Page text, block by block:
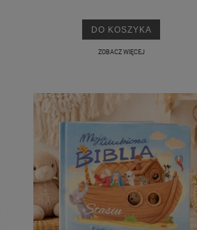
DO KOSZYKA
ZOBACZ WIĘCEJ